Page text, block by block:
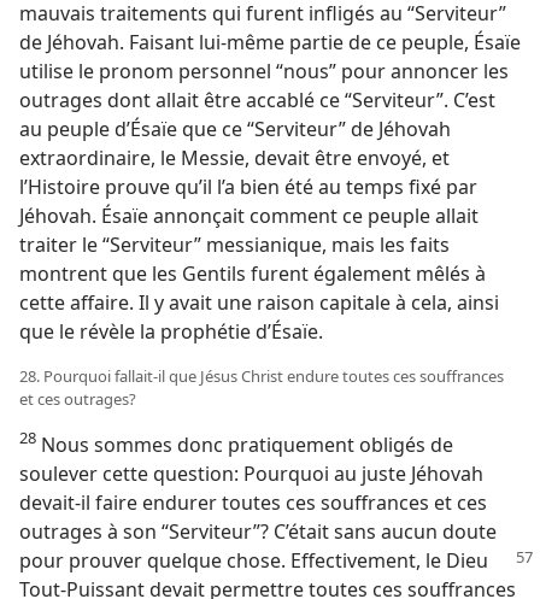
mauvais traitements qui furent infligés au “Serviteur”
de Jéhovah. Faisant lui-​même partie de ce peuple, Ésaïe
utilise le pronom personnel “nous” pour annoncer les
outrages dont allait être accablé ce “Serviteur”. C’est
au peuple d’Ésaïe que ce “Serviteur” de Jéhovah
extraordinaire, le Messie, devait être envoyé, et
l’Histoire prouve qu’il l’a bien été au temps fixé par
Jéhovah. Ésaïe annonçait comment ce peuple allait
traiter le “Serviteur” messianique, mais les faits
montrent que les Gentils furent également mêlés à
cette affaire. Il y avait une raison capitale à cela, ainsi
que le révèle la prophétie d’Ésaïe.
28. Pourquoi fallait-​il que Jésus Christ endure toutes ces souffrances
et ces outrages?
28 Nous sommes donc pratiquement obligés de
soulever cette question: Pourquoi au juste Jéhovah
devait-​il faire endurer toutes ces souffrances et ces
outrages à son “Serviteur”? C’était sans aucun doute
pour prouver quelque chose. Effectivement, le Dieu
Tout-Puissant devait permettre toutes ces souffrances